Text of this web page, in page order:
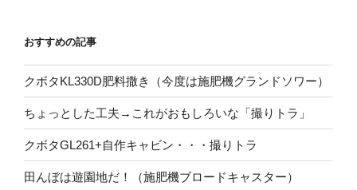
おすすめの記事
クボタKL330D肥料撒き（今度は施肥機グランドソワー）
ちょっとした工夫→これがおもしろいな「撮りトラ」
クボタGL261+自作キャビン・・・撮りトラ
田んぼは遊園地だ！（施肥機ブロードキャスター）